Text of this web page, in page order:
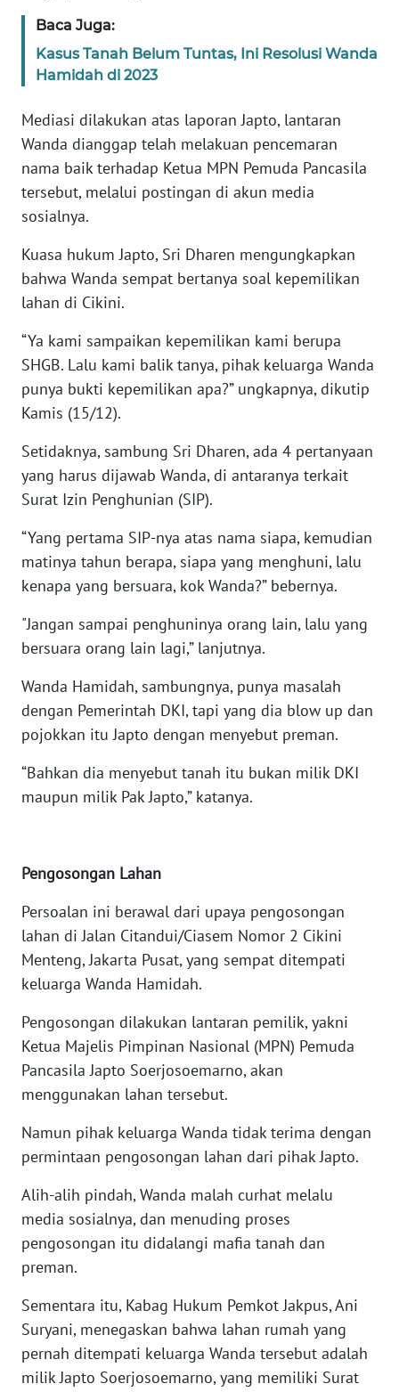
Baca Juga:
Kasus Tanah Belum Tuntas, Ini Resolusi Wanda
Hamidah di 2023
Mediasi dilakukan atas laporan Japto, lantaran
Wanda dianggap telah melakuan pencemaran
nama baik terhadap Ketua MPN Pemuda Pancasila
tersebut, melalui postingan di akun media
sosialnya.
Kuasa hukum Japto, Sri Dharen mengungkapkan
bahwa Wanda sempat bertanya soal kepemilikan
lahan di Cikini.
“Ya kami sampaikan kepemilikan kami berupa
SHGB. Lalu kami balik tanya, pihak keluarga Wanda
punya bukti kepemilikan apa?” ungkapnya, dikutip
Kamis (15/12).
Setidaknya, sambung Sri Dharen, ada 4 pertanyaan
yang harus dijawab Wanda, di antaranya terkait
Surat Izin Penghunian (SIP).
“Yang pertama SIP-nya atas nama siapa, kemudian
matinya tahun berapa, siapa yang menghuni, lalu
kenapa yang bersuara, kok Wanda?” bebernya.
"Jangan sampai penghuninya orang lain, lalu yang
bersuara orang lain lagi,” lanjutnya.
Wanda Hamidah, sambungnya, punya masalah
dengan Pemerintah DKI, tapi yang dia blow up dan
pojokkan itu Japto dengan menyebut preman.
“Bahkan dia menyebut tanah itu bukan milik DKI
maupun milik Pak Japto,” katanya.
Pengosongan Lahan
Persoalan ini berawal dari upaya pengosongan
lahan di Jalan Citandui/Ciasem Nomor 2 Cikini
Menteng, Jakarta Pusat, yang sempat ditempati
keluarga Wanda Hamidah.
Pengosongan dilakukan lantaran pemilik, yakni
Ketua Majelis Pimpinan Nasional (MPN) Pemuda
Pancasila Japto Soerjosoemarno, akan
menggunakan lahan tersebut.
Namun pihak keluarga Wanda tidak terima dengan
permintaan pengosongan lahan dari pihak Japto.
Alih-alih pindah, Wanda malah curhat melalu
media sosialnya, dan menuding proses
pengosongan itu didalangi mafia tanah dan
preman.
Sementara itu, Kabag Hukum Pemkot Jakpus, Ani
Suryani, menegaskan bahwa lahan rumah yang
pernah ditempati keluarga Wanda tersebut adalah
milik Japto Soerjosoemarno, yang memiliki Surat
WN
KEPRI
PAPUA
WN
PAPUA
WN
RIAU
SERAMBI
WN
JAMBI
WN
SULTRA
NTB
WN
SULTENG
WN
WN
BABEL
WN
SUMBAR
WN
BENGKULU
LAMPUNG
WN
JATENG
WN
NUSANTARA
JOGJA
WN
WN
BALI
WN